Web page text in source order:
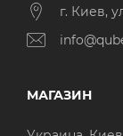
г. Киев,
МАГАЗИН